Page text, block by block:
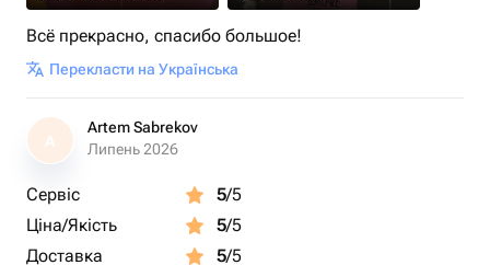
Всё прекрасно, спасибо большое!
Перекласти на Українська
A
Artem Sabrekov
Липень 2026
Сервіс 5/5
Ціна/Якість
5/5
Доставка
5/5